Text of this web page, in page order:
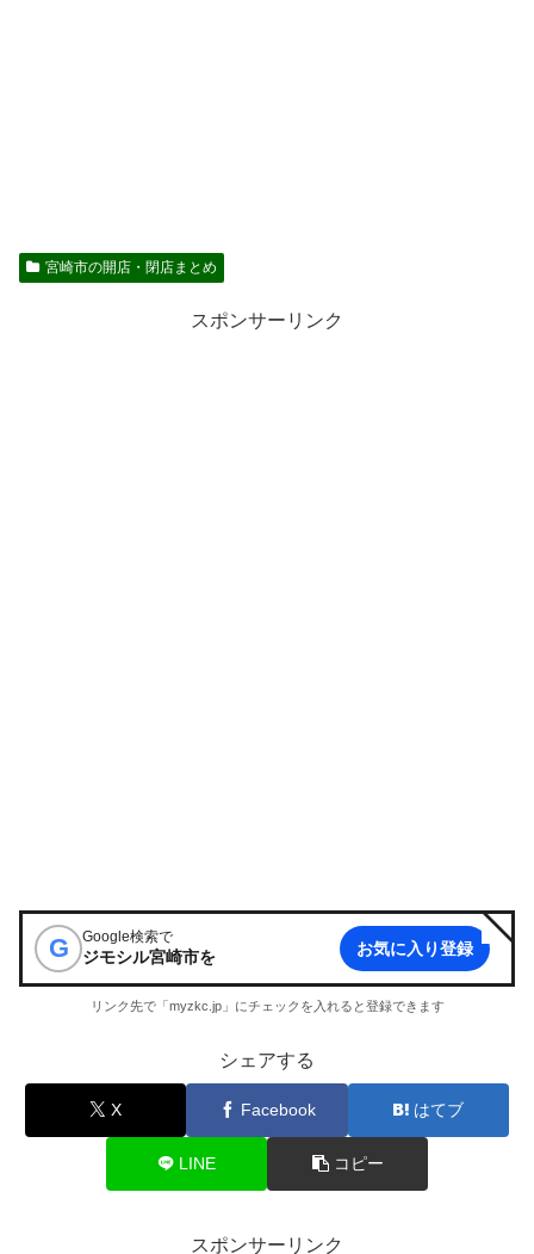
宮崎市の開店・閉店まとめ
スポンサーリンク
G Google検索で
ジモシル宮崎市を お気に入り登録
リンク先で「myzkc.jp」にチェックを入れると登録できます
シェアする
X Facebook はてブ
LINE コピー
スポンサーリンク